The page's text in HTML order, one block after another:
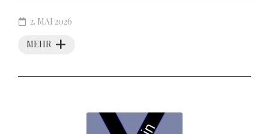
MEHR
2. MAI 2026